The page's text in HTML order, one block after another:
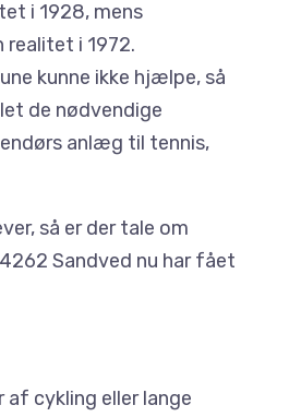
i 1928, mens
i 1972.
kunne ikke hjælpe, så
de nødvendige
anlæg til tennis,
så er der tale om
Sandved nu har fået
cykling eller lange